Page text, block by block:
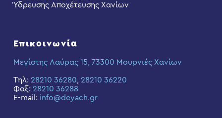
Ύδρευσης Αποχέτευσης Χανίων
Επικοινωνία
Μεγίστης Λαύρας 15, 73300 Μουρνιές Χανίων
Τηλ: 28210 36280, 28210 36220
Φαξ: 28210 36288
E-mail: info@deyach.gr